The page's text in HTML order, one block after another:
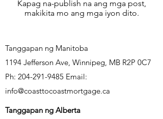
Kapag na-publish na ang mga post,
makikita mo ang mga iyon dito.
Tanggapan ng Manitoba
1194 Jefferson Ave, Winnipeg, MB R2P 0C7
Ph: 204-291-9485 Email:
info@coasttocoastmortgage.ca
Tanggapan ng Alberta